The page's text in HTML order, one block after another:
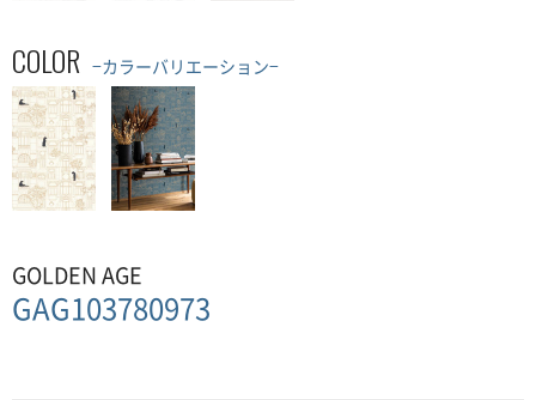
COLOR −カラーバリエーション−
GOLDEN AGE
GAG103780973